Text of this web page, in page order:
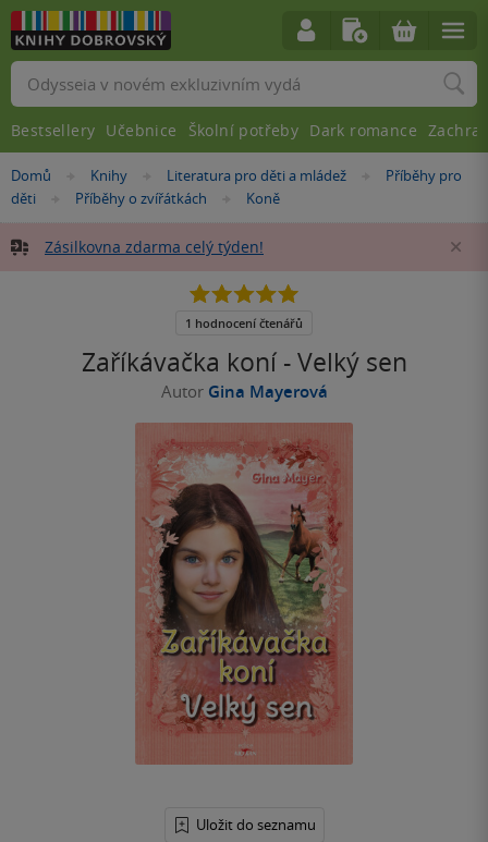
Nacházíte
se
Domů »Knihy »Literatura pro děti a mládež »Příběhy pro
děti
»Příběhy o zvířátkách »
Koně
Zásilkovna zdarma celý týden!
Zaříkávačka koní - Velký sen
Autor Gina Mayerová
Uložit do seznamu
5.0
5
1 hodnocení čtenářů
Vyhledávání
Bestsellery Učebnice Školní potřeby Dark romance